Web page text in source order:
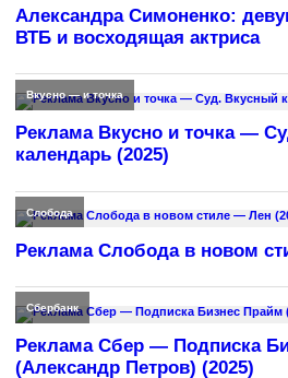
Александра Симоненко:
ВТБ и восходящая актриса
Вкусно — и точка
Реклама Вкусно и точка —
календарь (2025)
Слобода
Реклама Слобода в новом
Сбербанк
Реклама Сбер — Подписка
(Александр Петров) (2025)